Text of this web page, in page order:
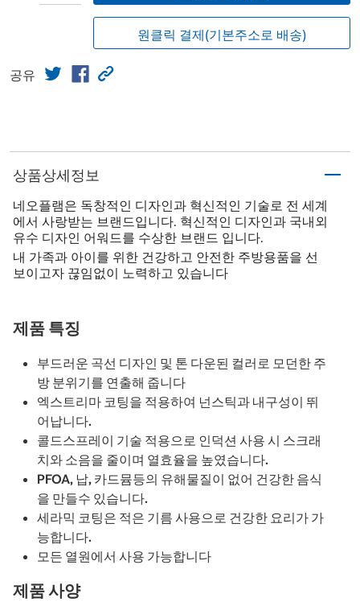
원클릭 결제(기본주소로 배송)
공유
상품상세정보
네오플램은 독창적인 디자인과 혁신적인 기술로 전 세계
에서 사랑받는 브랜드입니다. 혁신적인 디자인과 국내외
유수 디자인 어워드를 수상한 브랜드 입니다.
내 가족과 아이를 위한 건강하고 안전한 주방용품을 선
보이고자 끊임없이 노력하고 있습니다
제품 특징
부드러운 곡선 디자인 및 톤 다운된 컬러로 모던한 주
방 분위기를 연출해 줍니다
엑스트리마 코팅을 적용하여 넌스틱과 내구성이 뛰
어납니다.
콜드스프레이 기술 적용으로 인덕션 사용 시 스크래
치와 소음을 줄이며 열효율을 높였습니다.
PFOA, 납, 카드뮴등의 유해물질이 없어 건강한 음식
을 만들수 있습니다.
세라믹 코팅은 적은 기름 사용으로 건강한 요리가 가
능합니다.
모든 열원에서 사용 가능합니다
제품 사양